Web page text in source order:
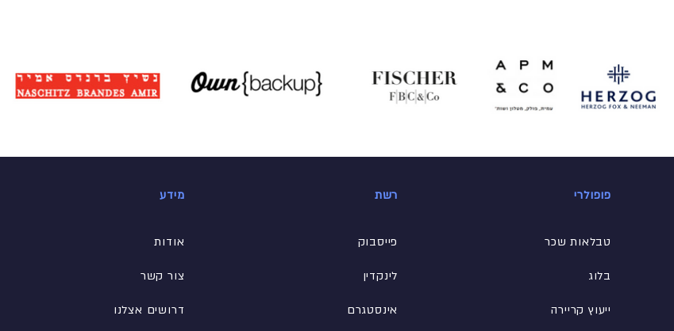
מידע
אודות
צור קשר
דרושים אצלנו
רשת
פייסבוק
לינקדין
אינסטגרם
פופולרי
טבלאות שכר
בלוג
ייעוץ קריירה